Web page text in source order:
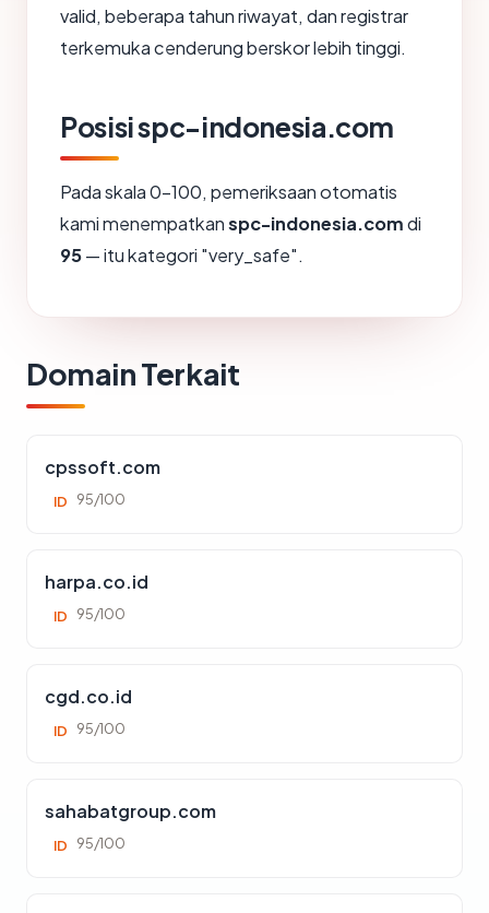
valid, beberapa tahun riwayat, dan registrar
terkemuka cenderung berskor lebih tinggi.
Posisi spc-indonesia.com
Pada skala 0-100, pemeriksaan otomatis
kami menempatkanspc-indonesia.comdi
95— itu kategori "very_safe".
Domain Terkait
cpssoft.com
ID 95/100
harpa.co.id
ID 95/100
cgd.co.id
ID 95/100
sahabatgroup.com
ID 95/100